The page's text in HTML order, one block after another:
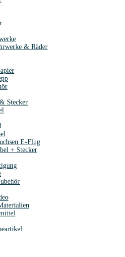
& Räder
Stecker
E-Flug
+ Stecker